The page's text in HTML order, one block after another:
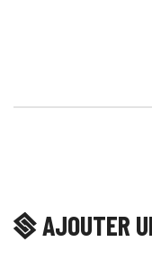
AJOUTER